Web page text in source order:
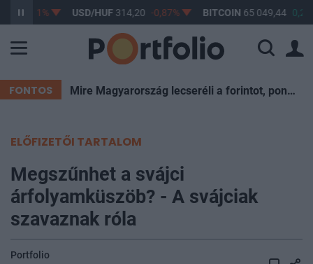
-0,61% USD/HUF314,20 -0,87% BITCOIN 65 049,44
FONTOS Mire Magyarország lecseréli a forintot, pont kukázzák a most ismert eurót
ELŐFIZETŐI TARTALOM
Megszűnhet a svájci
árfolyamküszöb? - A svájciak
szavaznak róla
Portfolio